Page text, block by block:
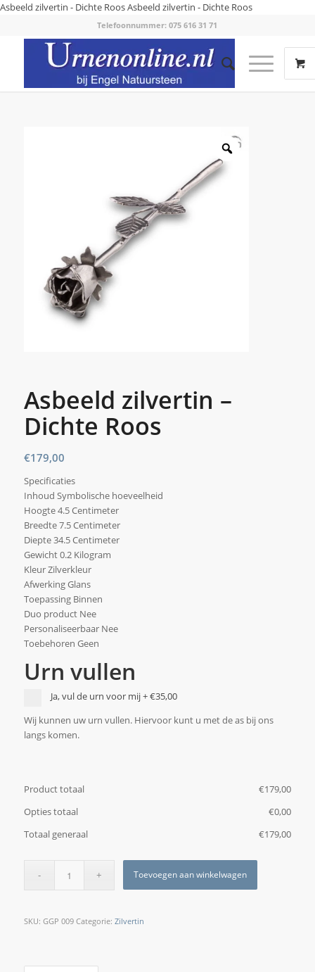
Asbeeld zilvertin - Dichte RoosAsbeeld zilvertin - Dichte Roos
Telefoonnummer: 075 616 31 71
Asbeeld zilvertin –
Dichte Roos
€179,00
Specificaties
Inhoud Symbolische hoeveelheid
Hoogte 4.5 Centimeter
Breedte 7.5 Centimeter
Diepte 34.5 Centimeter
Gewicht 0.2 Kilogram
Kleur Zilverkleur
Afwerking Glans
Toepassing Binnen
Duo product Nee
Personaliseerbaar Nee
Toebehoren Geen
Urn vullen
Ja, vul de urn voor mij+€35,00
Wij kunnen uw urn vullen. Hiervoor kunt u met de as bij ons
langs komen.
Product totaal €‎179,00
Opties totaal
€‎0,00
Totaal generaal
€‎179,00
Toevoegen aan winkelwagen
SKU: GGP 009 Categorie: Zilvertin